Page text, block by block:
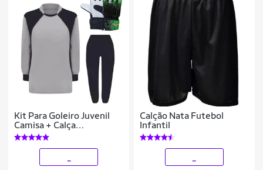
Kit Para Goleiro Juvenil
Camisa + Calça
Acolchoada + Luva De
Goleiro Penalty
Calção Nata Futebol
Infantil